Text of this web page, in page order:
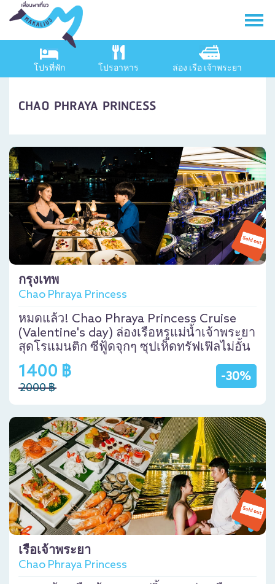
โปรที่พัก โปรอาหาร ล่อง เรือ เจ้าพระยา
CHAO PHRAYA PRINCESS
กรุงเทพ
Chao Phraya Princess
หมดแล้ว! Chao Phraya Princess Cruise
(Valentine's day) ล่องเรือหรูแม่น้ำเจ้าพระยา
สุดโรแมนติก ซีฟู้ดจุกๆ ซุปเห็ดทรัฟเฟิลไม่อั้น
-30%
1400 ฿
2000 ฿
เรือเจ้าพระยา
Chao Phraya Princess